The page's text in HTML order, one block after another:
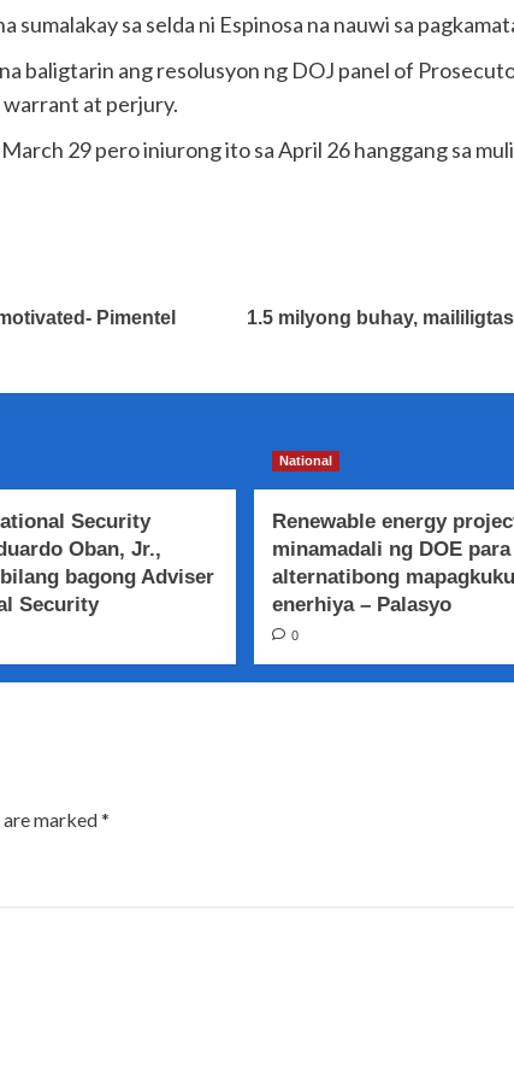
sa selda ni Espinosa na nauwi sa
baligtarin ang resolusyon ng DOJ panel of
warrant at perjury.
29 pero iniurong ito sa April 26 hanggang sa
Pimentel
1.5 milyong buhay,
Security
Oban, Jr.,
bagong Adviser
Security
National
Renewable energy
minamadali ng DOE para
alternatibong
enerhiya – Palasyo
0
marked*